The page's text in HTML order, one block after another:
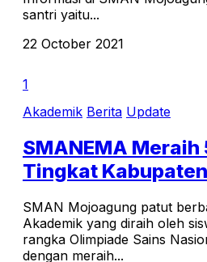
santri yaitu...
22 October 2021
1
Akademik Berita Update
SMANEMA Meraih
Tingkat Kabupaten
SMAN Mojoagung patut
Akademik yang diraih oleh
rangka Olimpiade Sains
dengan meraih...